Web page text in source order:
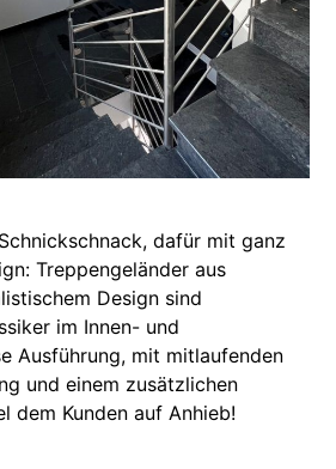
dafür mit ganz
Treppengeländer aus
Design sind
im Innen- und
Ausführung, mit mitlaufenden
und einem zusätzlichen
dem Kunden auf Anhieb!